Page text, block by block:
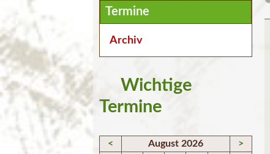
Navigation
überspringen
Termine
Archiv
Wichtige
Termine
< August 2026
>